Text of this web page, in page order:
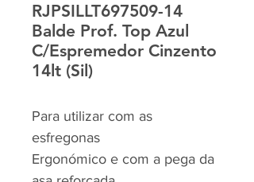
RJPSILLT697509-14
Balde Prof. Top Azul
C/Espremedor Cinzento
14lt (Sil)
Para utilizar com as
esfregonas
Ergonómico e com a pega da